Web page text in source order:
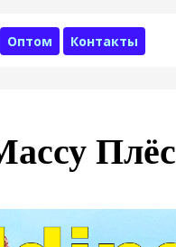
Оптом Контакты
Плёс